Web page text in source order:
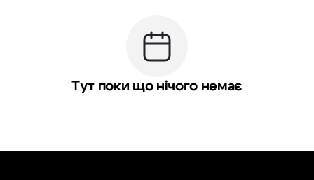
Тут поки що нічого немає